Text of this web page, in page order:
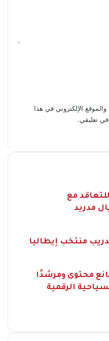
الإلكتروني في هذا
في تعليقي.
مع
مدريد
منتخب إيطاليا
الجندي يؤهل 45 صانع محتوى ومرشدًا
الرقمية